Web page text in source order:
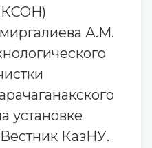
А.М.
установке
КазНУ.